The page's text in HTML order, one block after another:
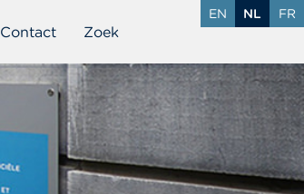
Contact Zoek
EN NL FR